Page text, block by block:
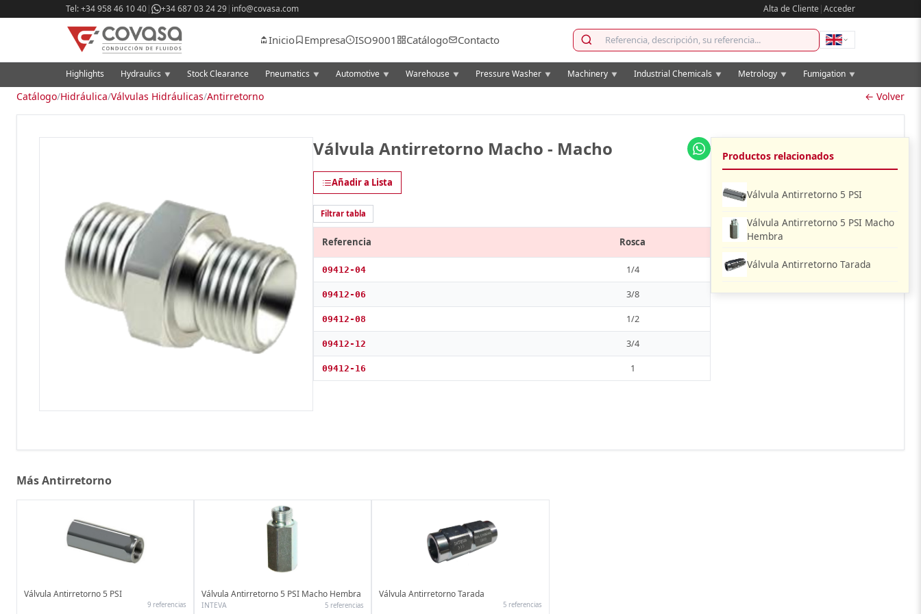
Tel: +34 958 46 10 40| +34 687 03 24 29| info@covasa.com Alta de Cliente|Acceder
Inicio Empresa ISO9001 Catálogo Contacto
Highlights Hydraulics ▼ Stock Clearance Pneumatics ▼ Automotive ▼ Warehouse ▼ Pressure Washer ▼ Machinery ▼ Industrial Chemicals ▼ Metrology ▼ Fumigation ▼
Catálogo/Hidráulica/Válvulas Hidráulicas/Antirretorno ← Volver
Válvula Antirretorno Macho - Macho
Añadir a Lista
Filtrar tabla
Referencia Rosca
09412-04 1/4
09412-06 3/8
09412-08 1/2
09412-12 3/4
09412-16 1
Productos relacionados
Válvula Antirretorno 5 PSI
Válvula Antirretorno 5 PSI Macho
Hembra
Válvula Antirretorno Tarada
Más Antirretorno
Válvula Antirretorno 5 PSI
9 referencias
Válvula Antirretorno 5 PSI Macho Hembra
INTEVA 5 referencias
Válvula Antirretorno Tarada
5 referencias